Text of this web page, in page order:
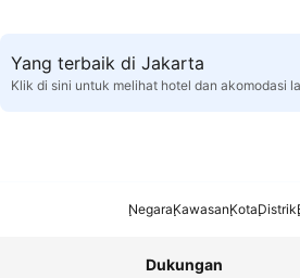
Yang terbaik di Jakarta
Klik di sini untuk melihat hotel dan akomodasi
NegaraKawasanKotaDistrik
Dukungan